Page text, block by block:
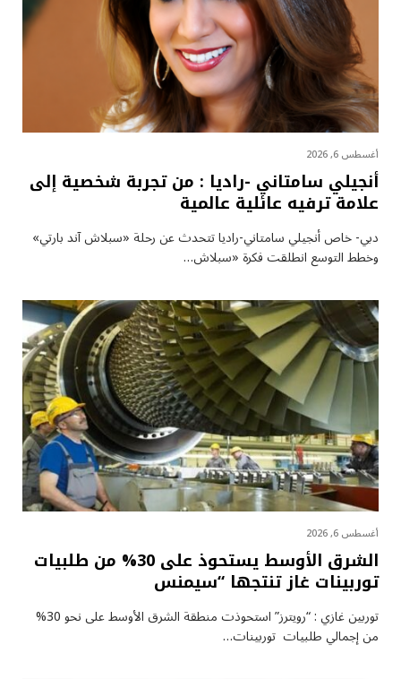
أغسطس 6, 2026
أنجيلي سامتاني -راديا : من تجربة شخصية إلى
علامة ترفيه عائلية عالمية
دبي- خاص أنجيلي سامتاني-راديا تتحدث عن رحلة «سبلاش آند بارتي»
وخطط التوسع انطلقت فكرة «سبلاش…
أغسطس 6, 2026
الشرق الأوسط يستحوذ على 30% من طلبيات
توربينات غاز تنتجها “سيمنس
توربين غازي : “رويترز” استحوذت منطقة الشرق الأوسط على نحو 30%
من إجمالي طلبيات توربينات…